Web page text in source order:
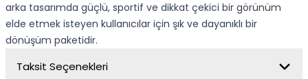
arka tasarımda güçlü, sportif ve dikkat çekici bir görünüm
elde etmek isteyen kullanıcılar için şık ve dayanıklı bir
dönüşüm paketidir.
Taksit Seçenekleri